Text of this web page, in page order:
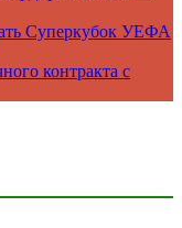
Суперкубок УЕФА
контракта с